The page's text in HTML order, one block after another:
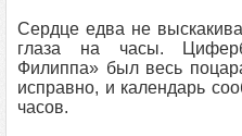
Сердце едва не
глаза на часы.
Филиппа» был весь
исправно, и календарь
часов.